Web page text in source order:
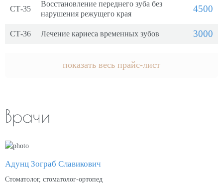
СТ-35
Восстановление переднего зуба без
нарушения режущего края
4500
СТ-36 Лечение кариеса временных зубов 3000
показать весь прайс-лист
Врачи
Адунц Зограб Славикович
Стоматолог, стоматолог-ортопед